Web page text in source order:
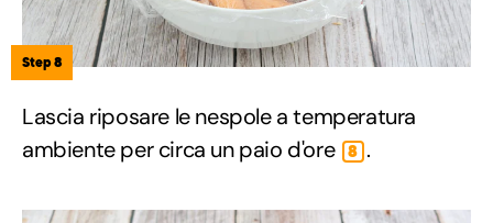
Step 8
Lascia riposare le nespole a temperatura
ambiente per circa un paio d'ore
8 .